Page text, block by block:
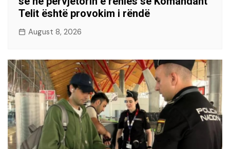
Telit është provokim i rëndë
August 8, 2026